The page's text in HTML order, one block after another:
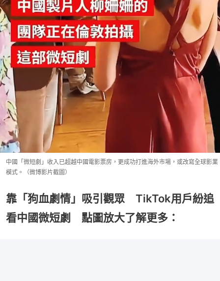
中國「微短劇」收入已超越中國電影票房，更成功打進海外市場，或改寫全球影業
模式。（微博影片截圖）
靠「狗血劇情」吸引觀眾 TikTok用戶紛追
看中國微短劇 點圖放大了解更多：